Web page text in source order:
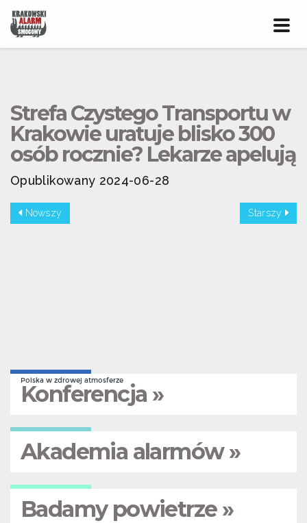
Strefa Czystego Transportu w
Krakowie uratuje blisko 300
osób rocznie? Lekarze apelują
Opublikowany 2024-06-28
Nowszy Starszy
Polska w zdrowej atmosferze
Konferencja »
Akademia alarmów »
Badamy powietrze »